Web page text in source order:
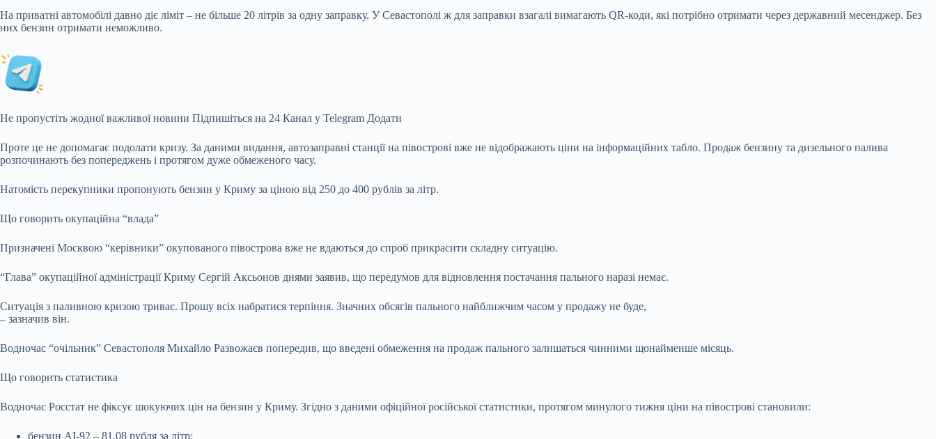
На приватні автомобілі давно діє ліміт – не більше 20 літрів за одну заправку. У Севастополі ж для заправки взагалі вимагають QR-коди, які потрібно отримати через державний месенджер. Без
них бензин отримати неможливо.
Не пропустіть жодної важливої новини Підпишіться на 24 Канал у Telegram Додати
Проте це не допомагає подолати кризу. За даними видання, автозаправні станції на півострові вже не відображають ціни на інформаційних табло. Продаж бензину та дизельного палива
розпочинають без попереджень і протягом дуже обмеженого часу.
Натомість перекупники пропонують бензин у Криму за ціною від 250 до 400 рублів за літр.
Що говорить окупаційна “влада”
Призначені Москвою “керівники” окупованого півострова вже не вдаються до спроб прикрасити складну ситуацію.
“Глава” окупаційної адміністрації Криму Сергій Аксьонов днями заявив, що передумов для відновлення постачання пального наразі немає.
Ситуація з паливною кризою триває. Прошу всіх набратися терпіння. Значних обсягів пального найближчим часом у продажу не буде,
– зазначив він.
Водночас “очільник” Севастополя Михайло Развожаєв попередив, що введені обмеження на продаж пального залишаться чинними щонайменше місяць.
Що говорить статистика
Водночас Росстат не фіксує шокуючих цін на бензин у Криму. Згідно з даними офіційної російської статистики, протягом минулого тижня ціни на півострові становили:
бензин АІ-92 – 81,08 рубля за літр;